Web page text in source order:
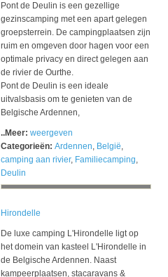
Pont de Deulin is een gezellige
gezinscamping met een apart gelegen
groepsterrein. De campingplaatsen zijn
ruim en omgeven door hagen voor een
optimale privacy en direct gelegen aan
de rivier de Ourthe.
Pont de Deulin is een ideale
uitvalsbasis om te genieten van de
Belgische Ardennen,
..Meer: weergeven
Categorieën: Ardennen, België,
camping aan rivier, Familiecamping,
Deulin
Hirondelle
De luxe camping L'Hirondelle ligt op
het domein van kasteel L'Hirondelle in
de Belgische Ardennen. Naast
kampeerplaatsen, stacaravans &